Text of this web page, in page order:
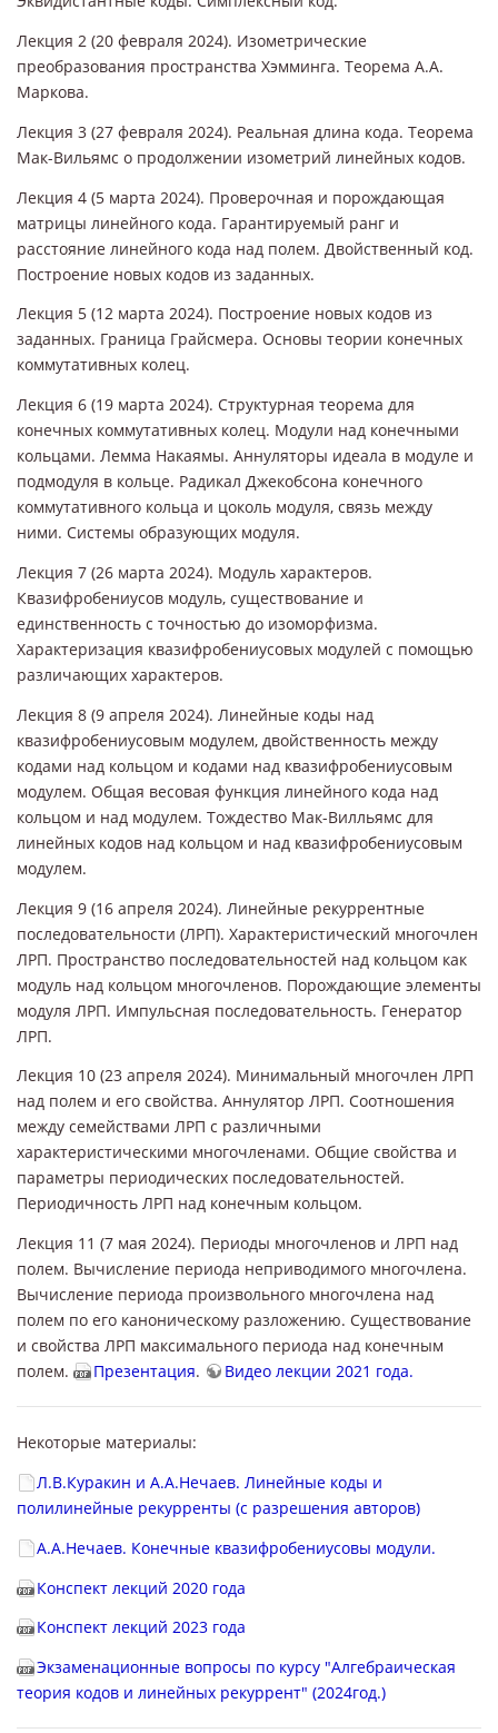
Лекция 2 (20 февраля 2024). Изометрические
преобразования пространства Хэмминга. Теорема А.А.
Маркова.
Лекция 3 (27 февраля 2024). Реальная длина кода. Теорема
Мак-Вильямс о продолжении изометрий линейных кодов.
Лекция 4 (5 марта 2024). Проверочная и порождающая
матрицы линейного кода. Гарантируемый ранг и
расстояние линейного кода над полем. Двойственный код.
Построение новых кодов из заданных.
Лекция 5 (12 марта 2024). Построение новых кодов из
заданных. Граница Грайсмера. Основы теории конечных
коммутативных колец.
Лекция 6 (19 марта 2024). Структурная теорема для
конечных коммутативных колец. Модули над конечными
кольцами. Лемма Накаямы. Аннуляторы идеала в модуле и
подмодуля в кольце. Радикал Джекобсона конечного
коммутативного кольца и цоколь модуля, связь между
ними. Системы образующих модуля.
Лекция 7 (26 марта 2024). Модуль характеров.
Квазифробениусов модуль, существование и
единственность с точностью до изоморфизма.
Характеризация квазифробениусовых модулей с помощью
различающих характеров.
Лекция 8 (9 апреля 2024). Линейные коды над
квазифробениусовым модулем, двойственность между
кодами над кольцом и кодами над квазифробениусовым
модулем. Общая весовая функция линейного кода над
кольцом и над модулем. Тождество Мак-Вилльямс для
линейных кодов над кольцом и над квазифробениусовым
модулем.
Лекция 9 (16 апреля 2024). Линейные рекуррентные
последовательности (ЛРП). Характеристический многочлен
ЛРП. Пространство последовательностей над кольцом как
модуль над кольцом многочленов. Порождающие элементы
модуля ЛРП. Импульсная последовательность. Генератор
ЛРП.
Лекция 10 (23 апреля 2024). Минимальный многочлен ЛРП
над полем и его свойства. Аннулятор ЛРП. Соотношения
между семействами ЛРП с различными
характеристическими многочленами. Общие свойства и
параметры периодических последовательностей.
Периодичность ЛРП над конечным кольцом.
Лекция 11 (7 мая 2024). Периоды многочленов и ЛРП над
полем. Вычисление периода неприводимого многочлена.
Вычисление периода произвольного многочлена над
полем по его каноническому разложению. Существование
и свойства ЛРП максимального периода над конечным
полем.
Презентация. Видео лекции 2021 года.
Некоторые материалы:
Л.В.Куракин и А.А.Нечаев. Линейные коды и
полилинейные рекурренты (с разрешения авторов)
А.А.Нечаев. Конечные квазифробениусовы модули.
Конспект лекций 2020 года
Конспект лекций 2023 года
Экзаменационные вопросы по курсу "Алгебраическая
теория кодов и линейных рекуррент" (2024год.)